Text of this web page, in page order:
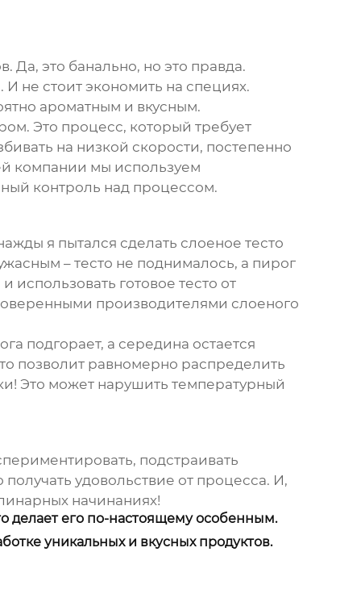
Да, это банально, но это правда.
не стоит экономить на специях.
ароматным и вкусным.
Это процесс, который требует
на низкой скорости, постепенно
компании мы используем
контроль над процессом.
я пытался сделать слоеное тесто
– тесто не поднималось, а пирог
готовое тесто от
производителями слоеного
подгорает, а середина остается
позволит равномерно распределить
Это может нарушить температурный
подстраивать
удовольствие от процесса. И,
начинаниях!
делает его по-настоящему особенным.
уникальных и вкусных продуктов.